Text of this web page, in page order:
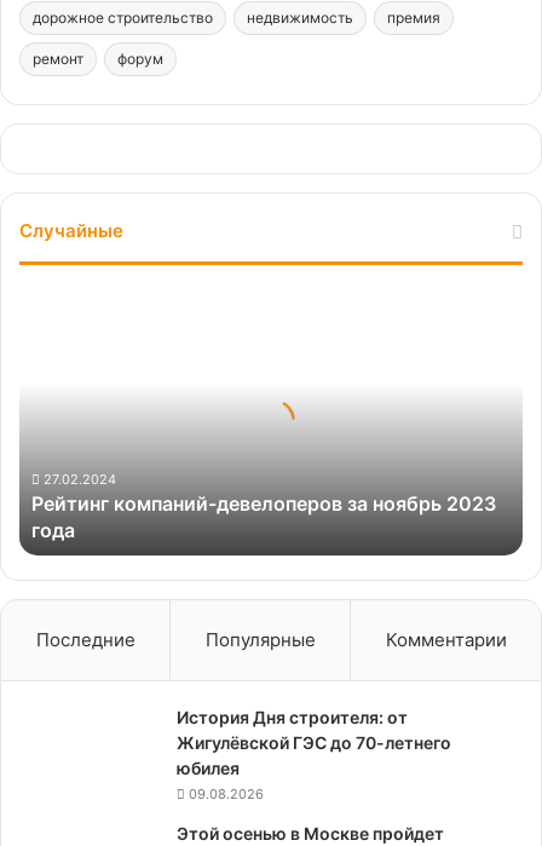
дорожное строительство недвижимость премия
ремонт форум
Случайные
27.02.2024
Рейтинг компаний-девелоперов за ноябрь 2023
года
Последние Популярные Комментарии
История Дня строителя: от
Жигулёвской ГЭС до 70-летнего
юбилея
09.08.2026
Этой осенью в Москве пройдет